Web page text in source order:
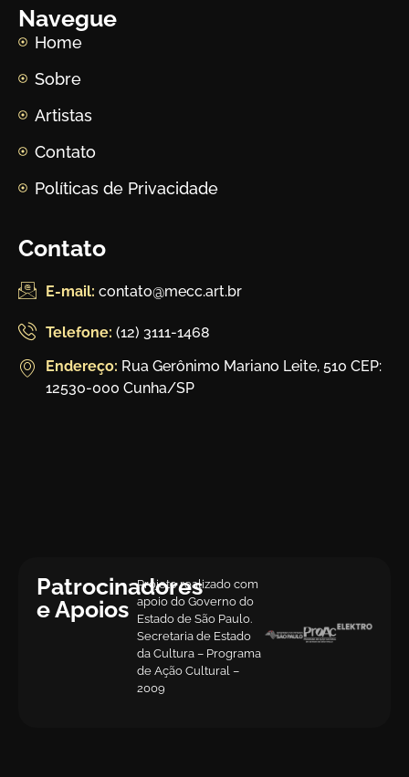
Navegue
Home
Sobre
Artistas
Contato
Políticas de Privacidade
Contato
E-mail: contato@mecc.art.br
Telefone: (12) 3111-1468
Endereço: Rua Gerônimo Mariano Leite, 510 CEP:
12530-000 Cunha/SP
Patrocinadores
e Apoios
Projeto realizado com
apoio do Governo do
Estado de São Paulo.
Secretaria de Estado
da Cultura – Programa
de Ação Cultural –
2009